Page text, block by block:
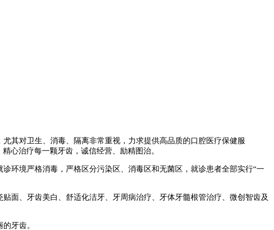
其对卫生、消毒、隔离非常重视，力求提供高品质的口腔医疗保健服
心治疗每一颗牙齿，诚信经营、励精图治。
环境严格消毒，严格区分污染区、消毒区和无菌区，就诊患者全部实行“一
面、牙齿美白、舒适化洁牙、牙周病治疗、牙体牙髓根管治疗、微创智齿及
牙齿。